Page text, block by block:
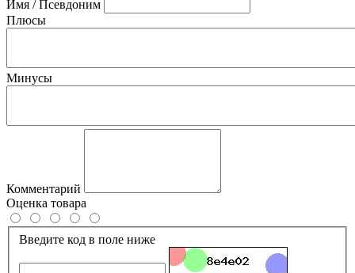
Имя / Псевдоним
Плюсы
Минусы
Комментарий
Оценка товара
Введите код в поле ниже